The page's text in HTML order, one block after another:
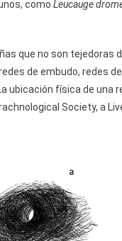
como Leucauge
que no son tejedoras
de embudo, redes
ubicación física de una
Society, a